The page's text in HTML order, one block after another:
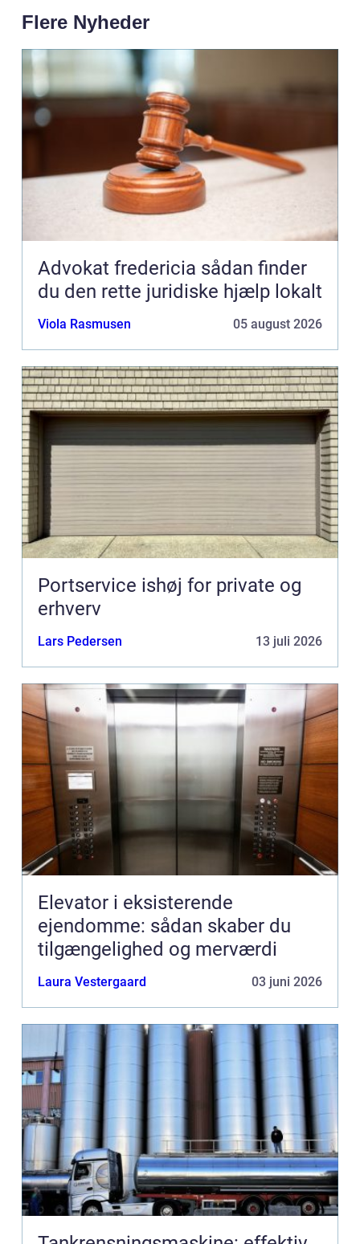
Flere Nyheder
Advokat fredericia sådan finder
du den rette juridiske hjælp lokalt
Viola Rasmusen 05 august 2026
Portservice ishøj for private og
erhverv
Lars Pedersen 13 juli 2026
Elevator i eksisterende
ejendomme: sådan skaber du
tilgængelighed og merværdi
Laura Vestergaard 03 juni 2026